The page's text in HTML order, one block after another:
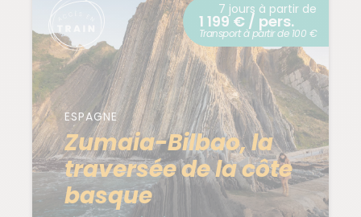
ESPAGNE
Zumaia-Bilbao, la
traversée de la côte
basque
7 jours à partir de
1 199 € / pers.
Transport à partir de 100 €